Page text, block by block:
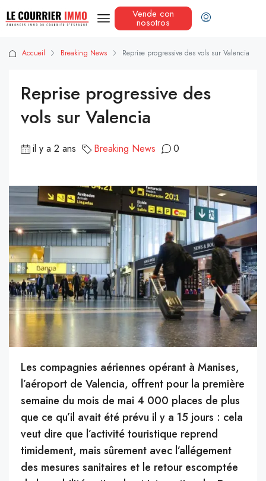
Vende con
nosotros
Accueil Breaking News Reprise progressive des vols sur Valencia
Reprise progressive des
vols sur Valencia
il y a 2 ans Breaking News 0
Les compagnies aériennes opérant à Manises,
l’aéroport de Valencia, offrent pour la première
semaine du mois de mai 4 000 places de plus
que ce qu’il avait été prévu il y a 15 jours : cela
veut dire que l’activité touristique reprend
timidement, mais sûrement avec l’allégement
des mesures sanitaires et le retour escomptée